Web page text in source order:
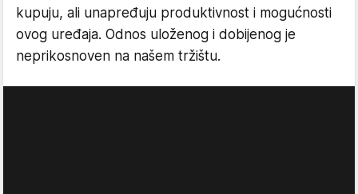
kupuju, ali unapređuju produktivnost i mogućnosti
ovog uređaja. Odnos uloženog i dobijenog je
neprikosnoven na našem tržištu.